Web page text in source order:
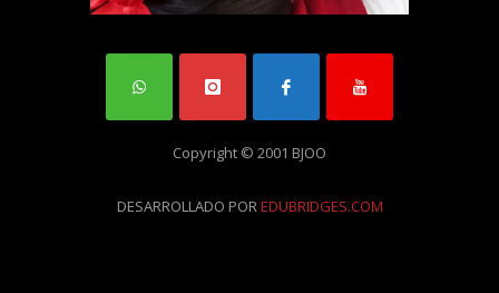
Copyright © 2001 BJOO
DESARROLLADO POREDUBRIDGES.COM